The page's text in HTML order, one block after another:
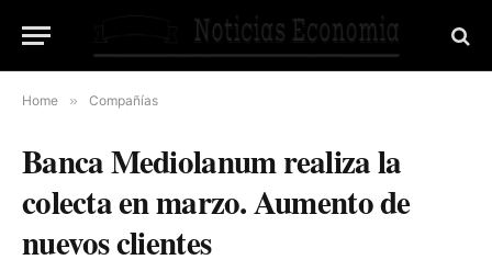
Home » Compañías
Banca Mediolanum realiza la
colecta en marzo. Aumento de
nuevos clientes